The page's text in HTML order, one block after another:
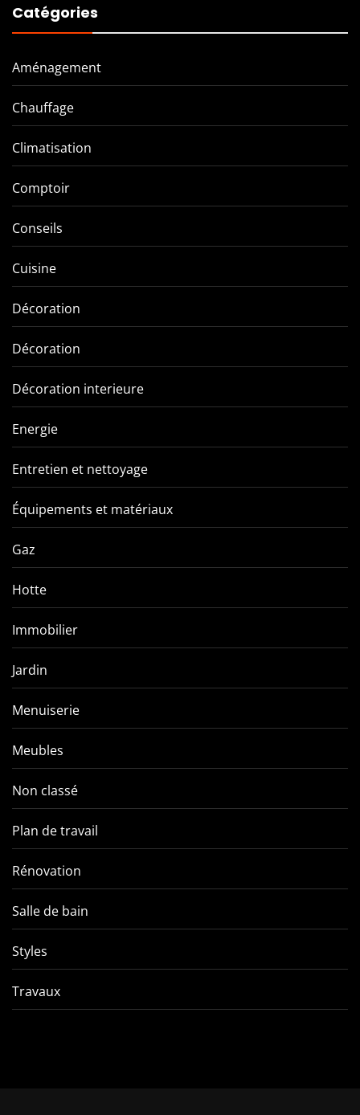
Catégories
Aménagement
Chauffage
Climatisation
Comptoir
Conseils
Cuisine
Décoration
Décoration
Décoration interieure
Energie
Entretien et nettoyage
Équipements et matériaux
Gaz
Hotte
Immobilier
Jardin
Menuiserie
Meubles
Non classé
Plan de travail
Rénovation
Salle de bain
Styles
Travaux